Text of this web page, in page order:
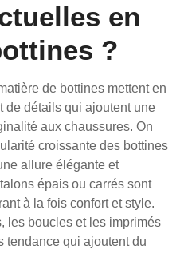
en
?
de bottines mettent en
de détails qui ajoutent une
aux chaussures. On
croissante des bottines
allure élégante et
épais ou carrés sont
à la fois confort et style.
les boucles et les imprimés
tendance qui ajoutent du